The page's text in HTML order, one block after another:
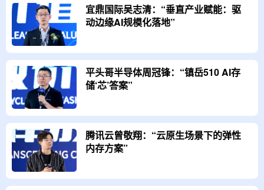
宜鼎国际吴志清：“垂直产业赋能：驱
动边缘AI规模化落地”
平头哥半导体周冠锋：“镇岳510 AI存
储‘芯’答案”
腾讯云曾敬翔：“云原生场景下的弹性
内存方案”